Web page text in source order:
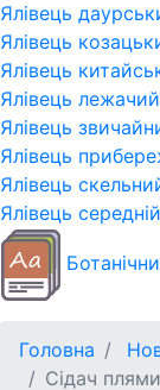
Ялівець
Ялівець
Ялівець
Ялівець лежачий
Ялівець
Ялівець
Ялівець
Ялівець середній
Головна
Сідач